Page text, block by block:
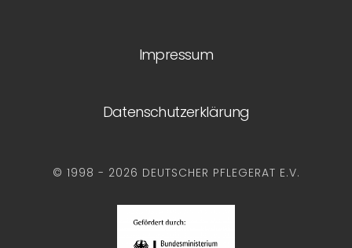
Impressum
Datenschutzerklärung
© 1998 - 2026 DEUTSCHER PFLEGERAT E.V.